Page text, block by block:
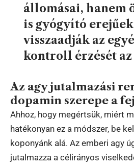
állomásai, hanem
is gyógyító
visszaadják az
kontroll érzését
Az agy jutalmazási
dopamin szerepe a
Ahhoz, hogy megértsük, miért
hatékonyan ez a módszer, be
koponyánk alá. Az emberi agy
jutalmazza a célirányos